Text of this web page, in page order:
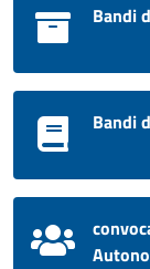
Bandi
Bandi